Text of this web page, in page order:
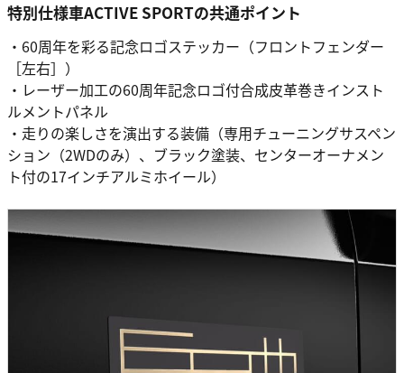
特別仕様車ACTIVE SPORTの共通ポイント
・60周年を彩る記念ロゴステッカー（フロントフェンダー
［左右］）
・レーザー加工の60周年記念ロゴ付合成皮革巻きインスト
ルメントパネル
・走りの楽しさを演出する装備（専用チューニングサスペン
ション（2WDのみ）、ブラック塗装、センターオーナメン
ト付の17インチアルミホイール）